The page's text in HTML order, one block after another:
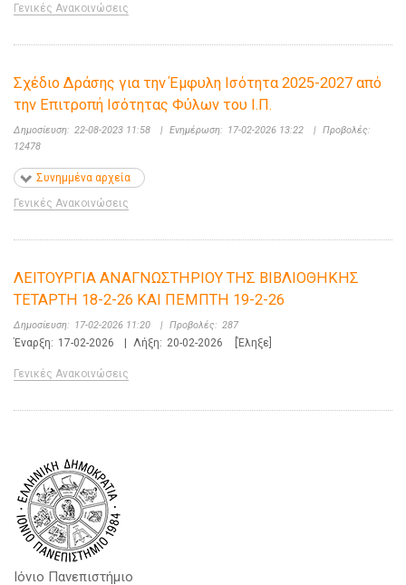
Γενικές Ανακοινώσεις
Σχέδιο Δράσης για την Έμφυλη Ισότητα 2025-2027 από
την Επιτροπή Ισότητας Φύλων του Ι.Π.
Δημοσίευση: 22-08-2023 11:58 | Ενημέρωση: 17-02-2026 13:22 | Προβολές:
12478
Συνημμένα αρχεία
Γενικές Ανακοινώσεις
ΛΕΙΤΟΥΡΓΙΑ ΑΝΑΓΝΩΣΤΗΡΙΟΥ ΤΗΣ ΒΙΒΛΙΟΘΗΚΗΣ
ΤΕΤΑΡΤΗ 18-2-26 ΚΑΙ ΠΕΜΠΤΗ 19-2-26
Δημοσίευση: 17-02-2026 11:20 | Προβολές: 287
Έναρξη: 17-02-2026 | Λήξη: 20-02-2026 [Έληξε]
Γενικές Ανακοινώσεις
Ιόνιο Πανεπιστήμιο